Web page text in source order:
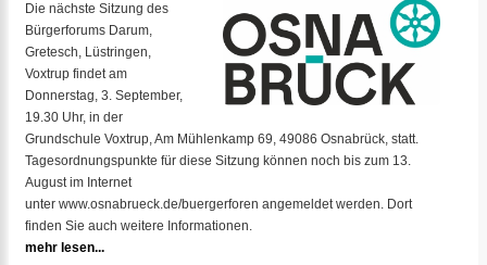
Die nächste Sitzung des
Bürgerforums Darum,
Gretesch, Lüstringen,
Voxtrup findet am
Donnerstag, 3. September,
19.30 Uhr, in der
Grundschule Voxtrup, Am Mühlenkamp 69, 49086 Osnabrück, statt.
Tagesordnungspunkte für diese Sitzung können noch bis zum 13.
August im Internet
unter www.osnabrueck.de/buergerforen angemeldet werden. Dort
finden Sie auch weitere Informationen.
mehr lesen...